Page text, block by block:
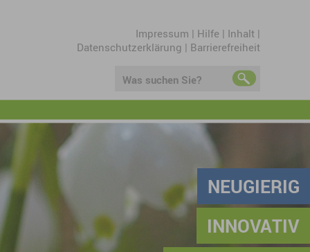
Impressum | Hilfe | Inhalt |
Datenschutzerklärung | Barrierefreiheit
Was suchen Sie?
NEUGIERIG
INNOVATIV